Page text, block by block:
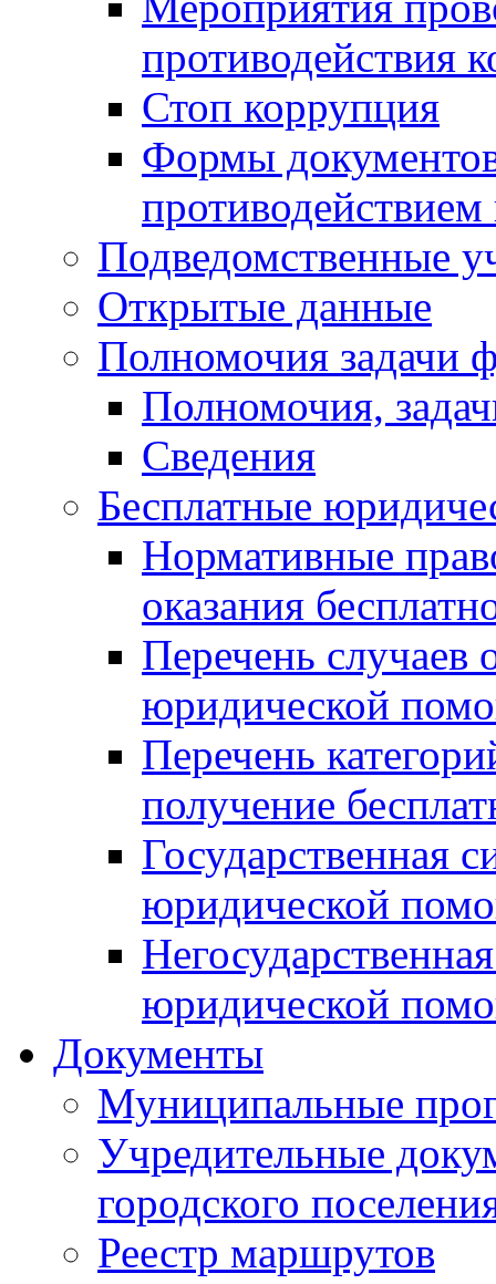
противодействия
Стоп коррупция
Формы
Подведомственные
Открытые данные
Полномочия задачи
Полномочия,
Сведения
Бесплатные
Нормативные
оказания
Перечень случаев
юридической
Перечень
получение
Государственная
юридической
юридической
Документы
Муниципальные
Учредительные
городского
Реестр маршрутов